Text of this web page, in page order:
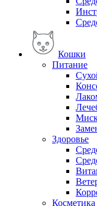
Кошки
Питание
Здоровье